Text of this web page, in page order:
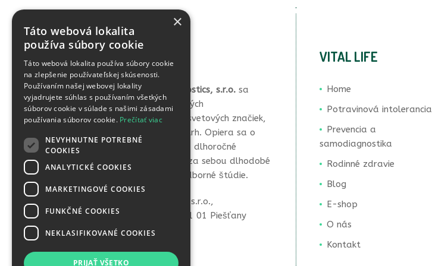
SpoločnosťVital Life Diagnostics, s.r.o. sa
špecializuje na výber kvalitných
samodiagnostických testov svetových značiek,
ktoré prináša na slovenský trh. Opiera sa o
silných partnerov, ktorí majú dlhoročné
skúsenosti v tejto oblasti a za sebou dlhodobé
laboratórne testovanie a odborné štúdie.
VITAL LIFE diagnostics, s.r.o.,
Hviezdoslavova 36, 921 01 Piešťany
info@vital-life.sk
+421 907 438 484
VITAL LIFE
Home
Potravinová intolerancia
Prevencia a
samodiagnostika
Rodinné zdravie
Blog
E-shop
O nás
Kontakt
×
Táto webová lokalita
používa súbory cookie
Táto webová lokalita používa súbory cookie
na zlepšenie používateľskej skúsenosti.
Používaním našej webovej lokality
vyjadrujete súhlas s používaním všetkých
súborov cookie v súlade s našimi zásadami
používania súborov cookie. Prečítať viac
NEVYHNUTNE POTREBNÉ
COOKIES
ANALYTICKÉ COOKIES
MARKETINGOVÉ COOKIES
FUNKČNÉ COOKIES
NEKLASIFIKOVANÉ COOKIES
PRIJAŤ VŠETKO